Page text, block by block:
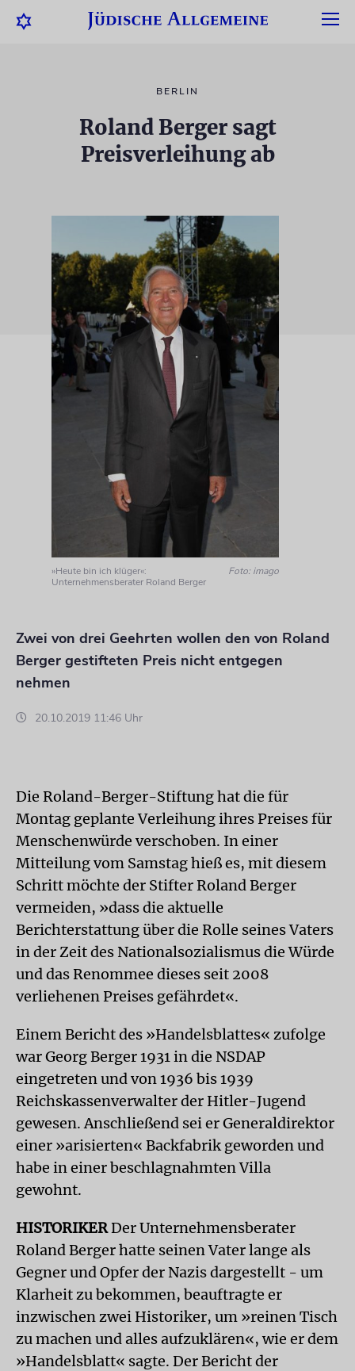
BERLIN
Roland Berger sagt
Preisverleihung ab
»Heute bin ich klüger«:
Unternehmensberater Roland Berger
Foto: imago
Zwei von drei Geehrten wollen den von Roland
Berger gestifteten Preis nicht entgegen
nehmen
20.10.2019 11:46 Uhr
Die Roland-Berger-Stiftung hat die für
Montag geplante Verleihung ihres Preises für
Menschenwürde verschoben. In einer
Mitteilung vom Samstag hieß es, mit diesem
Schritt möchte der Stifter Roland Berger
vermeiden, »dass die aktuelle
Berichterstattung über die Rolle seines Vaters
in der Zeit des Nationalsozialismus die Würde
und das Renommee dieses seit 2008
verliehenen Preises gefährdet«.
Einem Bericht des »Handelsblattes« zufolge
war GeorgBerger1931 in die NSDAP
eingetreten und von 1936 bis 1939
Reichskassenverwalter der Hitler-Jugend
gewesen. Anschließend sei er Generaldirektor
einer »arisierten« Backfabrik geworden und
habe in einer beschlagnahmten Villa
gewohnt.
HISTORIKERDer Unternehmensberater
Roland Bergerhatte seinen Vater lange als
Gegner und Opfer der Nazis dargestellt - um
Klarheit zu bekommen, beauftragte er
inzwischen zwei Historiker, um »reinen Tisch
zu machen und alles aufzuklären«, wie er dem
»Handelsblatt« sagte. Der Bericht der